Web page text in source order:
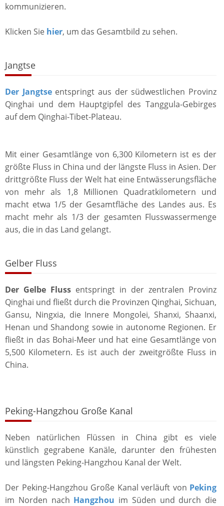
kommunizieren.
Klicken Sie hier, um das Gesamtbild zu sehen.
Jangtse
Der Jangtseentspringt aus der südwestlichen Provinz
Qinghai und dem Hauptgipfel des Tanggula-Gebirges
auf dem Qinghai-Tibet-Plateau.
Mit einer Gesamtlänge von 6,300 Kilometern ist es der
größte Fluss in China und der längste Fluss in Asien. Der
drittgrößte Fluss der Welt hat eine Entwässerungsfläche
von mehr als 1,8 Millionen Quadratkilometern und
macht etwa 1/5 der Gesamtfläche des Landes aus. Es
macht mehr als 1/3 der gesamten Flusswassermenge
aus, die in das Land gelangt.
Gelber Fluss
Der Gelbe Fluss entspringt in der zentralen Provinz
Qinghai und fließt durch die Provinzen Qinghai, Sichuan,
Gansu, Ningxia, die Innere Mongolei, Shanxi, Shaanxi,
Henan und Shandong sowie in autonome Regionen. Er
fließt in das Bohai-Meer und hat eine Gesamtlänge von
5,500 Kilometern. Es ist auch der zweitgrößte Fluss in
China.
Peking-Hangzhou Große Kanal
Neben natürlichen Flüssen in China gibt es viele
künstlich gegrabene Kanäle, darunter den frühesten
und längsten Peking-Hangzhou Kanal der Welt.
Der Peking-Hangzhou Große Kanal verläuft von Peking
im Norden nach Hangzhou im Süden und durch die